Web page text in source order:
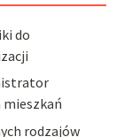
do
mieszkań
rodzajów